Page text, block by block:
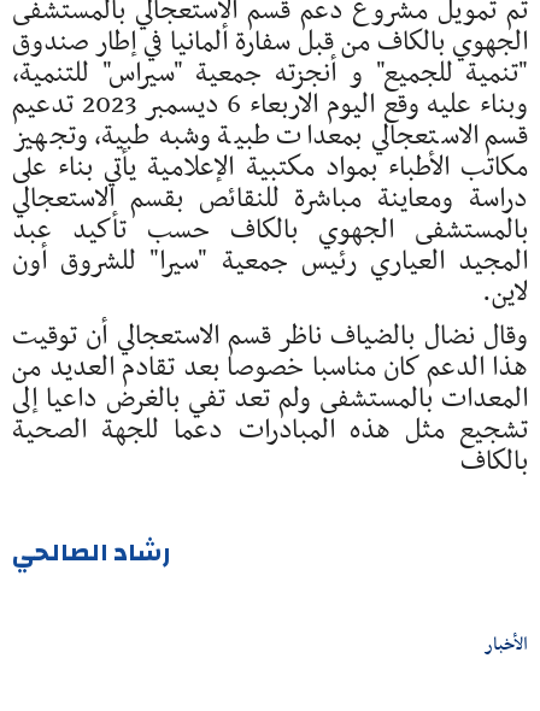
تم تمويل مشروع دعم قسم الاستعجالي بالمستشفى
الجهوي بالكاف من قبل سفارة ألمانيا في إطار صندوق
"تنمية للجميع" و أنجزته جمعية "سيراس" للتنمية،
وبناء عليه وقع اليوم الاربعاء 6 ديسمبر 2023 تدعيم
قسم الاستعجالي بمعدات طبية وشبه طبية، وتجهيز
مكاتب الأطباء بمواد مكتبية الإعلامية يأتي بناء على
دراسة ومعاينة مباشرة للنقائص بقسم الاستعجالي
بالمستشفى الجهوي بالكاف حسب تأكيد عبد
المجيد العياري رئيس جمعية "سيرا" للشروق أون
لاين.
وقال نضال بالضياف ناظر قسم الاستعجالي أن توقيت
هذا الدعم كان مناسبا خصوصا بعد تقادم العديد من
المعدات بالمستشفى ولم تعد تفي بالغرض داعيا إلى
تشجيع مثل هذه المبادرات دعما للجهة الصحية
بالكاف
رشاد الصالحي
الأخبار